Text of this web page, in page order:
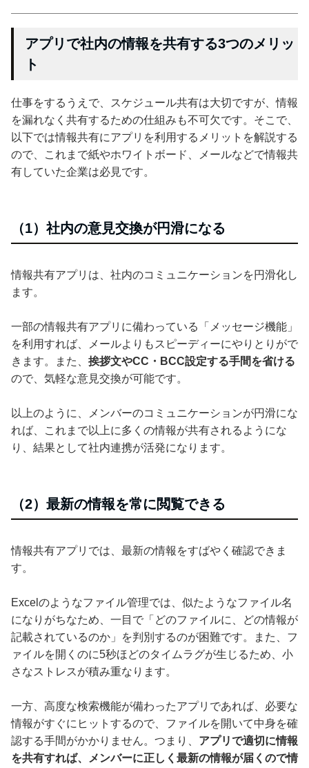
アプリで社内の情報を共有する3つのメリッ
ト
仕事をするうえで、スケジュール共有は大切ですが、情報
を漏れなく共有するための仕組みも不可欠です。そこで、
以下では情報共有にアプリを利用するメリットを解説する
ので、これまで紙やホワイトボード、メールなどで情報共
有していた企業は必見です。
（1）社内の意見交換が円滑になる
情報共有アプリは、社内のコミュニケーションを円滑化し
ます。
一部の情報共有アプリに備わっている「メッセージ機能」
を利用すれば、メールよりもスピーディーにやりとりがで
きます。また、 挨拶文やCC・BCC設定する手間を省ける
ので、気軽な意見交換が可能です。
以上のように、メンバーのコミュニケーションが円滑にな
れば、これまで以上に多くの情報が共有されるようにな
り、結果として社内連携が活発になります。
（2）最新の情報を常に閲覧できる
情報共有アプリでは、最新の情報をすばやく確認できま
す。
Excelのようなファイル管理では、似たようなファイル名
になりがちなため、一目で「どのファイルに、どの情報が
記載されているのか」を判別するのが困難です。また、フ
ァイルを開くのに5秒ほどのタイムラグが生じるため、小
さなストレスが積み重なります。
一方、高度な検索機能が備わったアプリであれば、必要な
情報がすぐにヒットするので、ファイルを開いて中身を確
認する手間がかかりません。つまり、 アプリで適切に情報
を共有すれば、メンバーに正しく最新の情報が届くので情